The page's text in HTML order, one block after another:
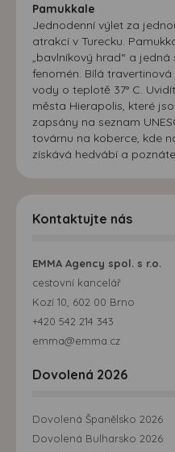
Pamukkale
Jednodenní výlet za
atrakcí v Turecku.
„bavlníkový hrad“ a
fenomén. Bílá
vody o teplotě 37° C.
města Hierapolis, které
zapsány na seznam
továrnu na koberce, kde
získává hedvábí a
Kontaktujte nás
EMMA Agency spol. s r.o.
cestovní kancelář
Kozí 10, 602 00 Brno
+420 542 214 343
emma@emma.cz
Dovolená 2026
Dovolená Španělsko 2026
Dovolená Bulharsko 2026